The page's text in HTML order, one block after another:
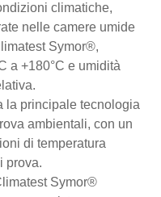
climatiche,
nelle camere umide
Symor®,
a +180°C e umidità
la principale tecnologia
ambientali, con un
di temperatura
prova.
Symor®